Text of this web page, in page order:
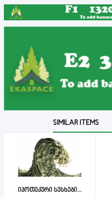
SIMILAR ITEMS
იპოთეკური სესხები...